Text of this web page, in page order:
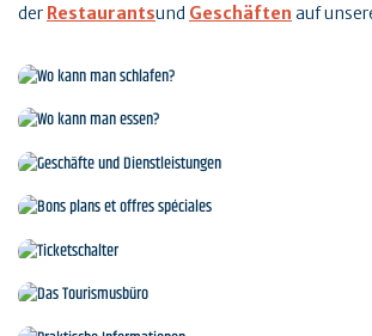
der Restaurantsund Geschäften auf
Wo kann man essen?
Geschäfte und